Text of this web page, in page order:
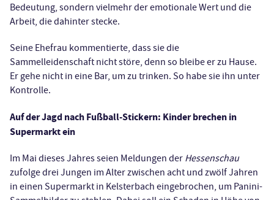
Bedeutung, sondern vielmehr der emotionale Wert und die
Arbeit, die dahinter stecke.
Seine Ehefrau kommentierte, dass sie die
Sammelleidenschaft nicht störe, denn so bleibe er zu Hause.
Er gehe nicht in eine Bar, um zu trinken. So habe sie ihn unter
Kontrolle.
Auf der Jagd nach Fußball-Stickern: Kinder brechen in
Supermarkt ein
Im Mai dieses Jahres seien Meldungen der Hessenschau
zufolge drei Jungen im Alter zwischen acht und zwölf Jahren
in einen Supermarkt in Kelsterbach eingebrochen, um Panini-